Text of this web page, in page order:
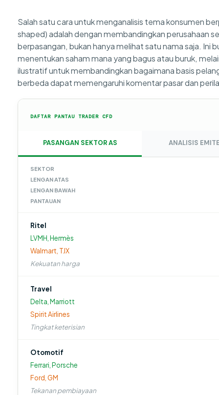
Salah satu cara untuk menganalisis tema konsumen
shaped) adalah dengan membandingkan perusahaan
berpasangan, bukan hanya melihat satu nama saja. Ini
menentukan saham mana yang bagus atau buruk,
ilustratif untuk membandingkan bagaimana basis
berbeda dapat memengaruhi komentar pasar dan
DAFTAR PANTAU TRADER CFD
PASANGAN SEKTOR AS ANALISIS
SEKTOR
LENGAN ATAS
LENGAN BAWAH
PANTAUAN
Ritel
LVMH, Hermès
Walmart, TJX
Kekuatan harga
Travel
Delta, Marriott
Spirit Airlines
Tingkat keterisian
Otomotif
Ferrari, Porsche
Ford, GM
Tekanan pembiayaan